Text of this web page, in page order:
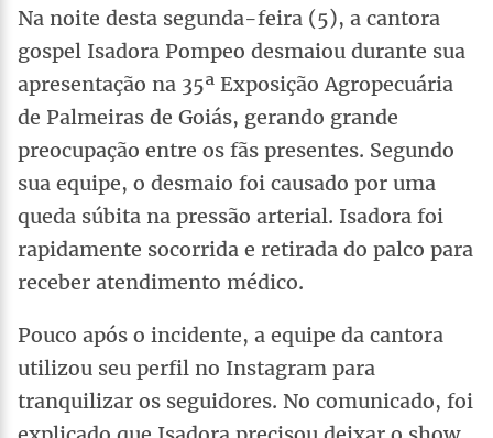
Na noite desta segunda-feira (5), a cantora
gospel Isadora Pompeo desmaiou durante sua
apresentação na 35ª Exposição Agropecuária
de Palmeiras de Goiás, gerando grande
preocupação entre os fãs presentes. Segundo
sua equipe, o desmaio foi causado por uma
queda súbita na pressão arterial. Isadora foi
rapidamente socorrida e retirada do palco para
receber atendimento médico.
Pouco após o incidente, a equipe da cantora
utilizou seu perfil no Instagram para
tranquilizar os seguidores. No comunicado, foi